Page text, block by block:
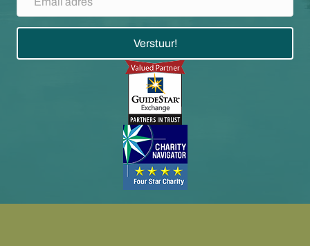
Verstuur!